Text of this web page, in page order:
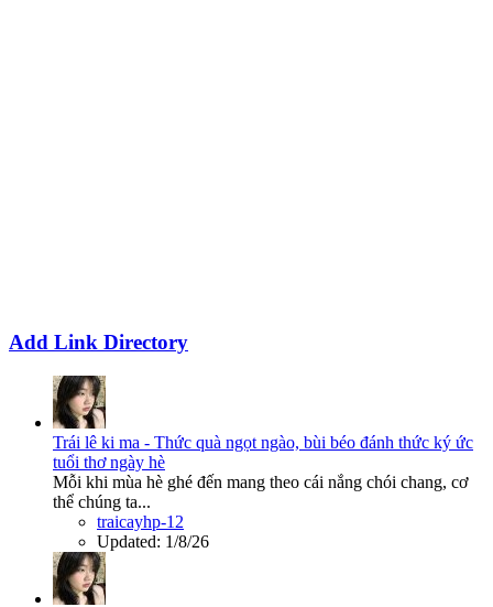
Add Link Directory
Trái lê ki ma - Thức quà ngọt ngào, bùi béo đánh thức ký ức
tuổi thơ ngày hè
Mỗi khi mùa hè ghé đến mang theo cái nắng chói chang, cơ
thể chúng ta...
traicayhp-12
Updated: 1/8/26